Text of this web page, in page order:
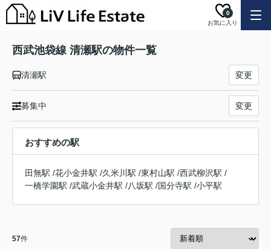
お気に入り
0
西武池袋線 清瀬駅の物件一覧
清瀬駅 変更
募集中 変更
おすすめの駅
田無駅 /花小金井駅 /久米川駅 /東村山駅 /西武柳沢駅 /
一橋学園駅 /武蔵小金井駅 /八坂駅 /国分寺駅 /小平駅
57件